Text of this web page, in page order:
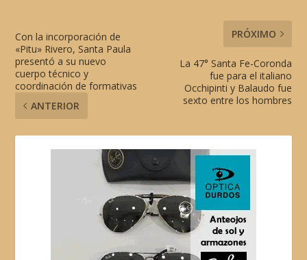
Con la incorporación de
«Pitu» Rivero, Santa Paula
presentó a su nuevo
cuerpo técnico y
coordinación de formativas
ANTERIOR
PRÓXIMO
La 47° Santa Fe-Coronda
fue para el italiano
Occhipinti y Balaudo fue
sexto entre los hombres